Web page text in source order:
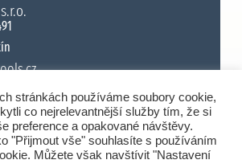
315
stránkách používáme soubory cookie,
co nejrelevantnější služby tím, že si
preference a opakované návštěvy.
"Přijmout vše" souhlasíte s používáním
Můžete však navštívit "Nastavení